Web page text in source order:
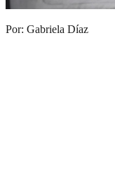
Por: Gabriela Díaz